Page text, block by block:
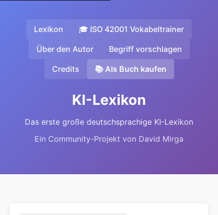
Lexikon 🎓 ISO 42001 Vokabeltrainer
Über den Autor Begriff vorschlagen
Credits 📚 Als Buch kaufen
KI-Lexikon
Das erste große deutschsprachige KI-Lexikon
Ein Community-Projekt von David Mirga